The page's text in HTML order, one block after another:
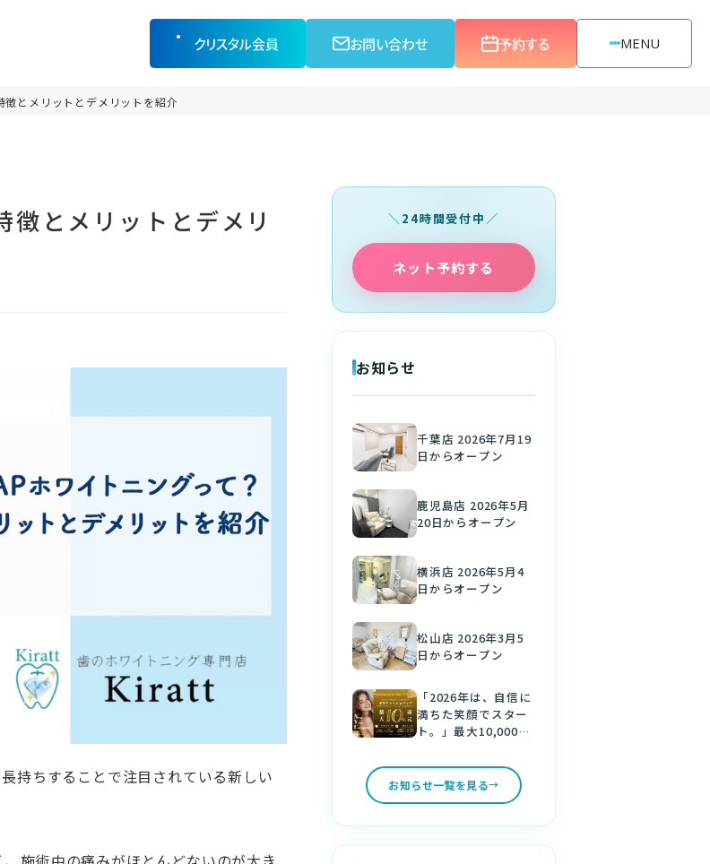
クリスタル会員 お問い合わせ 予約する MENU
徴とメリットとデメリットを紹介
徴とメリットとデメリ
持ちすることで注目されている新しい
24時間受付中
ネット予約する
お知らせ
千葉店 2026年7月19
日からオープン
鹿児島店 2026年5月
20日からオープン
横浜店 2026年5月4
日からオープン
松山店 2026年3月5
日からオープン
「2026年は、自信に
満ちた笑顔でスター
ト。」最大10,000円
新しい年は、美しい
白い歯で。
お知らせ一覧を見る